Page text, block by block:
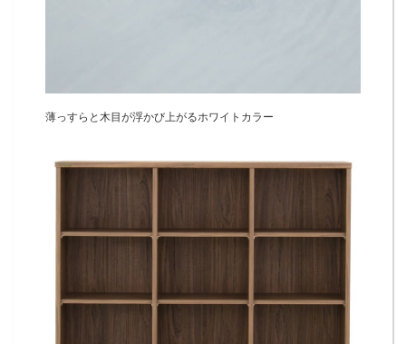
薄っすらと木目が浮かび上がるホワイトカラー